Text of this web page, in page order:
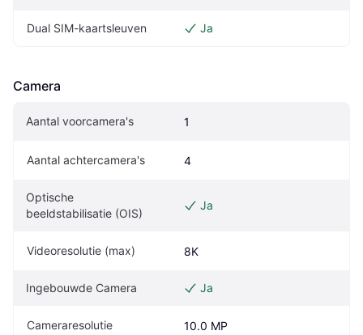
Dual SIM-kaartsleuven Ja
Camera
Aantal voorcamera's 1
Aantal achtercamera's 4
Optische
beeldstabilisatie (OIS)
Ja
Videoresolutie (max) 8K
Ingebouwde Camera Ja
Cameraresolutie 10.0 MP